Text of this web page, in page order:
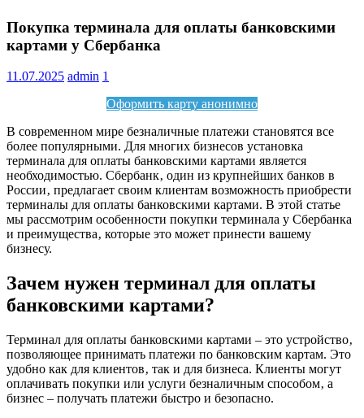
Покупка терминала для оплаты банковскими
картами у Сбербанка
11.07.2025 admin 1
Оформить карту анонимно
В современном мире безналичные платежи становятся все
более популярными. Для многих бизнесов установка
терминала для оплаты банковскими картами является
необходимостью. Сбербанк‚ один из крупнейших банков в
России‚ предлагает своим клиентам возможность приобрести
терминалы для оплаты банковскими картами. В этой статье
мы рассмотрим особенности покупки терминала у Сбербанка
и преимущества‚ которые это может принести вашему
бизнесу.
Зачем нужен терминал для оплаты
банковскими картами?
Терминал для оплаты банковскими картами – это устройство‚
позволяющее принимать платежи по банковским картам. Это
удобно как для клиентов‚ так и для бизнеса. Клиенты могут
оплачивать покупки или услуги безналичным способом‚ а
бизнес – получать платежи быстро и безопасно.